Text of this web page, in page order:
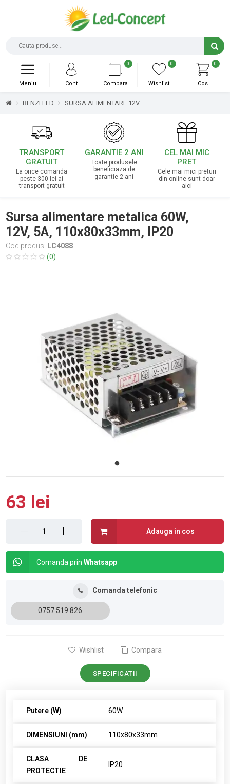
0
Cos
0
Wishlist
0
Compara
Cont
Meniu
BENZI LED SURSA ALIMENTARE 12V
TRANSPORT
GRATUIT
La orice comanda
peste 300 lei ai
transport gratuit
GARANTIE 2 ANI
Toate produsele
beneficiaza de
garantie 2 ani
CEL MAI MIC
PRET
Cele mai mici preturi
din online sunt doar
aici
Sursa alimentare metalica 60W,
12V, 5A, 110x80x33mm, IP20
Cod produs: LC4088
(0)
63 lei
Adauga in cos
Comanda prinWhatsapp
Comanda telefonic
0757 519 826
Wishlist Compara
SPECIFICATII
Putere (W) 60W
DIMENSIUNI (mm) 110x80x33mm
CLASA DE
PROTECTIE
IP20